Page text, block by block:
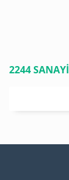
2244